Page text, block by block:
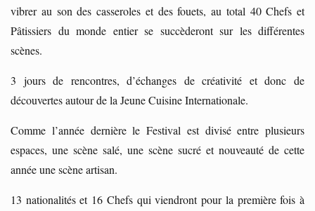
vibrer au son des casseroles et des fouets, au total 40 Chefs et
Pâtissiers du monde entier se succèderont sur les différentes
scènes.
3 jours de rencontres, d’échanges de créativité et donc de
découvertes autour de la Jeune Cuisine Internationale.
Comme l’année dernière le Festival est divisé entre plusieurs
espaces, une scène salé, une scène sucré et nouveauté de cette
année une scène artisan.
13 nationalités et 16 Chefs qui viendront pour la première fois à